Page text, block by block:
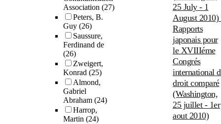
Association (27)
Peters, B.
Guy (26)
Saussure,
Ferdinand de
(26)
Zweigert,
Konrad (25)
Almond,
Gabriel
Abraham (24)
Harrop,
Martin (24)
25 July - 1
August 2010)
Rapports
japonais pour
le XVIIIéme
Congrés
international
droit comparé
(Washington,
25 juillet - 1er
aout 2010)